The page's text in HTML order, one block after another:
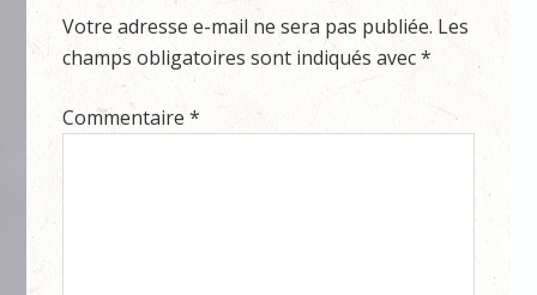
Votre adresse e-mail ne sera pas publiée. Les
champs obligatoires sont indiqués avec*
Commentaire*